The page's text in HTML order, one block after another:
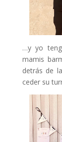
…y yo
mamis
detrás de
ceder su